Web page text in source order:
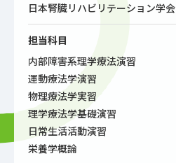
日本腎臓リハビリテーション学会
担当科目
内部障害系理学療法演習
運動療法学演習
物理療法学実習
理学療法学基礎演習
日常生活活動演習
栄養学概論